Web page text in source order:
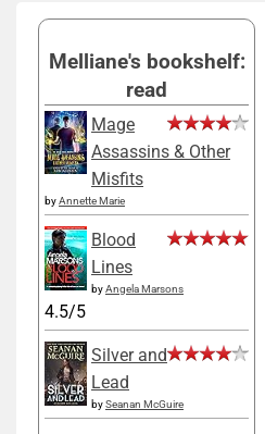
Melliane's bookshelf:
read
Mage
Assassins & Other
Misfits
byAnnette Marie
Blood
Lines
byAngela Marsons
4.5/5
Silver and
Lead
bySeanan McGuire